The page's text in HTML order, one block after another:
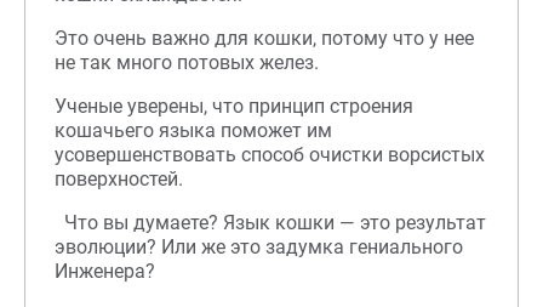
Это очень важно для кошки, потому что у нее
не так много потовых желез.
Ученые уверены, что принцип строения
кошачьего языка поможет им
усовершенствовать способ очистки ворсистых
поверхностей.
эволюции? Или же это задумка гениального
Инженера?